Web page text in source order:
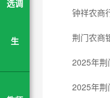
选调
生
钟祥农商
荆门农商
2025年荆
2025年荆